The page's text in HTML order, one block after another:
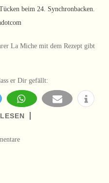
La Miche mit dem Rezept gibt
er Dir gefällt: